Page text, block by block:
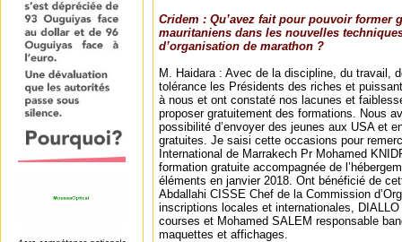
Cridem : Qu’avez fait pour pouvoir former
mauritaniens dans les nouvelles
d’organisation de marathon ?
M. Haidara : Avec de la discipline, du travail,
tolérance les Présidents des riches et
à nous et ont constaté nos lacunes et
proposer gratuitement des formations. Nous
possibilité d’envoyer des jeunes aux USA et
gratuites. Je saisi cette occasions pour
International de Marrakech Pr Mohamed
formation gratuite accompagnée de
éléments en janvier 2018. Ont bénéficié de
Abdallahi CISSE Chef de la Commission
inscriptions locales et internationales,
courses et Mohamed SALEM responsable
maquettes et affichages.